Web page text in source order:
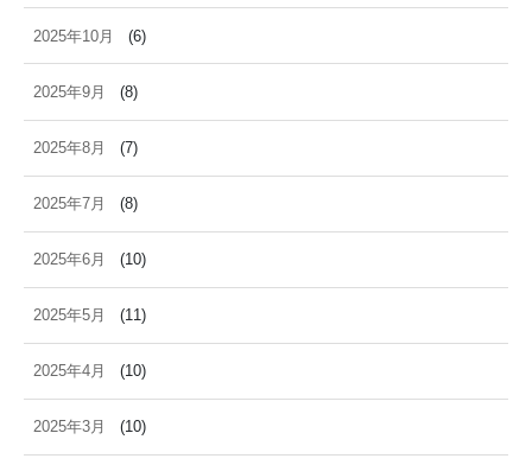
2025年10月 (6)
2025年9月 (8)
2025年8月 (7)
2025年7月 (8)
2025年6月 (10)
2025年5月 (11)
2025年4月 (10)
2025年3月 (10)